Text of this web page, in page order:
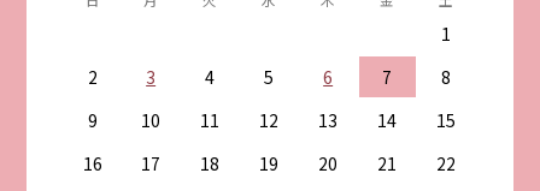
1
2
3 4 5 6 7
8
9
10 11 12 13 14
15
16
17 18 19 20 21
22